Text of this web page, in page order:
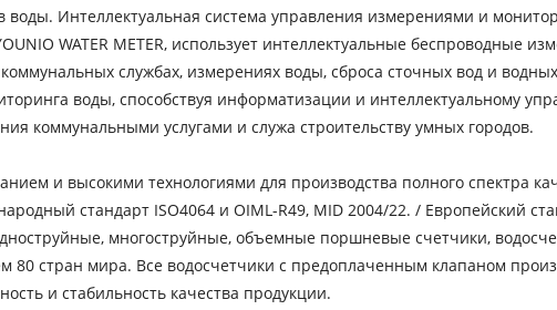
Интеллектуальная система управления измерениями и
WATER METER, использует интеллектуальные беспроводные
службах, измерениях воды, сброса сточных вод и
воды, способствуя информатизации и интеллектуальному
коммунальными услугами и служа строительству умных городов.
и высокими технологиями для производства полного спектра
стандарт ISO4064 и OIML-R49, MID 2004/22. / Европейский
многоструйные, объемные поршневые счетчики,
80 стран мира. Все водосчетчики с предоплаченным клапаном
и стабильность качества продукции.